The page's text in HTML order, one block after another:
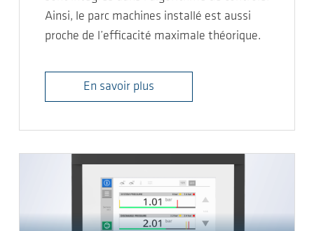
Ainsi, le parc machines installé est aussi
proche de l’efficacité maximale théorique.
En savoir plus